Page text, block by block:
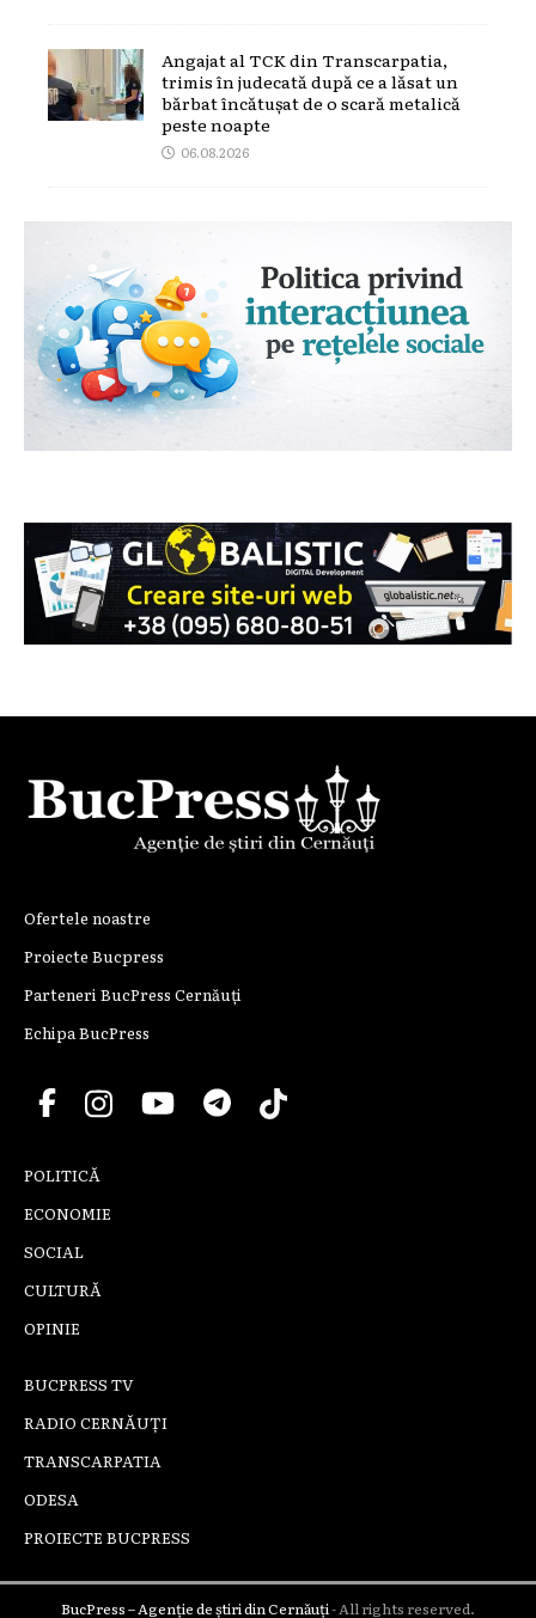
Angajat al TCK din Transcarpatia,
trimis în judecată după ce a lăsat un
bărbat încătușat de o scară metalică
peste noapte
06.08.2026
Ofertele noastre
Proiecte Bucpress
Parteneri BucPress Cernăuți
Echipa BucPress
POLITICĂ
ECONOMIE
SOCIAL
CULTURĂ
OPINIE
BUCPRESS TV
RADIO CERNĂUȚI
TRANSCARPATIA
ODESA
PROIECTE BUCPRESS
BucPress – Agenție de știri din Cernăuți- All rights reserved.